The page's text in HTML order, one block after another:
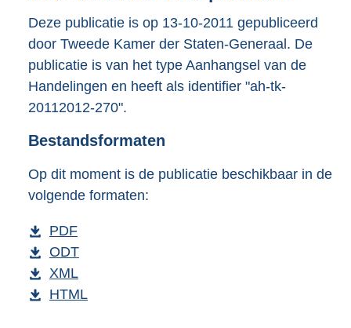
s
r
o
o
5
Deze publicatie is op 13-10-2011 gepubliceerd
door Tweede Kamer der Staten-Generaal. De
publicatie is van het type Aanhangsel van de
Handelingen en heeft als identifier "ah-tk-
20112012-270".
Bestandsformaten
Op dit moment is de publicatie beschikbaar in de
volgende formaten:
D
o
w
n
PDF
e
s
t
D
o
w
ODT
s
D
o
XML
e
D
HTML